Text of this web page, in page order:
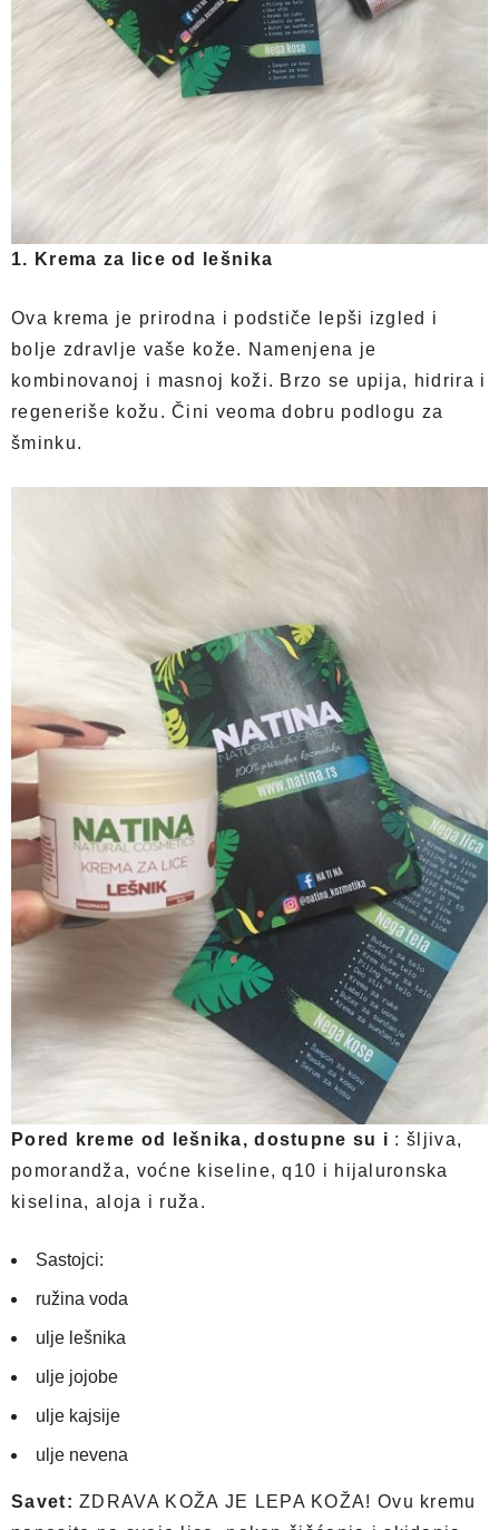
1. Krema za lice od lešnika
Ova krema je prirodna i podstiče lepši izgled i
bolje zdravlje vaše kože. Namenjena je
kombinovanoj i masnoj koži. Brzo se upija, hidrira i
regeneriše kožu. Čini veoma dobru podlogu za
šminku.
Pored kreme od lešnika, dostupne su i : šljiva,
pomorandža, voćne kiseline, q10 i hijaluronska
kiselina, aloja i ruža.
Sastojci:
ružina voda
ulje lešnika
ulje jojobe
ulje kajsije
ulje nevena
Savet: ZDRAVA KOŽA JE LEPA KOŽA! Ovu kremu